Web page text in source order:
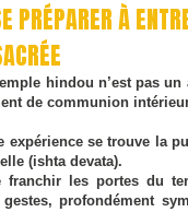
PRÉPARER À
hindou n’est pas
de communion
expérience se trouve la
(ishta devata).
franchir les portes du
profondément